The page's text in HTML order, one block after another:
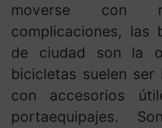
moverse con
complicaciones, las
de ciudad son la
bicicletas suelen ser
con accesorios
portaequipajes.